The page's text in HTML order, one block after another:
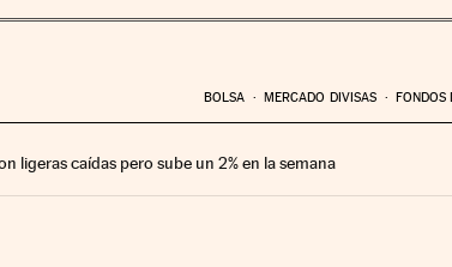
BOLSA MERCADO DIVISAS FONDOS
ligeras caídas pero sube un 2% en la semana